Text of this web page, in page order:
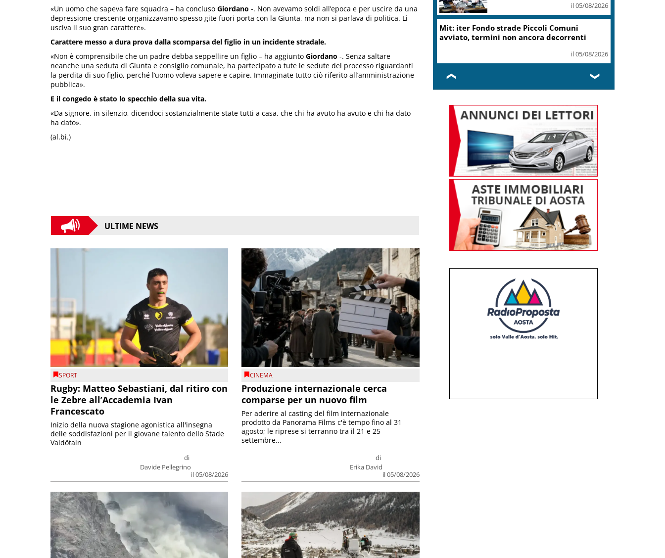
«Un uomo che sapeva fare squadra – ha concluso Giordano -. Non avevamo soldi all’epoca e per uscire da una
depressione crescente organizzavamo spesso gite fuori porta con la Giunta, ma non si parlava di politica. Lì
usciva il suo gran carattere».
Carattere messo a dura prova dalla scomparsa del figlio in un incidente stradale.
«Non è comprensibile che un padre debba seppellire un figlio – ha aggiunto Giordano -. Senza saltare
neanche una seduta di Giunta e consiglio comunale, ha partecipato a tute le sedute del processo riguardanti
la perdita di suo figlio, perché l’uomo voleva sapere e capire. Immaginate tutto ciò riferito all’amministrazione
pubblica».
E il congedo è stato lo specchio della sua vita.
«Da signore, in silenzio, dicendoci sostanzialmente state tutti a casa, che chi ha avuto ha avuto e chi ha dato
ha dato».
(al.bi.)
ULTIME NEWS
SPORT
Rugby: Matteo Sebastiani, dal ritiro con
le Zebre all’Accademia Ivan
Francescato
di
Davide Pellegrino
il 05/08/2026
Inizio della nuova stagione agonistica all'insegna
delle soddisfazioni per il giovane talento dello Stade
Valdôtain
CINEMA
Produzione internazionale cerca
comparse per un nuovo film
di
Erika David
il 05/08/2026
Per aderire al casting del film internazionale
prodotto da Panorama Films c'è tempo fino al 31
agosto; le riprese si terranno tra il 21 e 25
settembre...
il 05/08/2026
Delmastro, Camera dice no a
uso chat con Caroccia: in aula
il 05/08/2026